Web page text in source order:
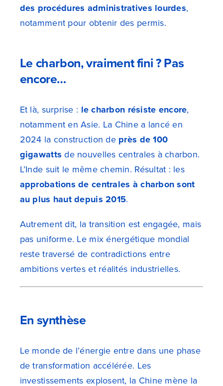
des procédures administratives lourdes,
notamment pour obtenir des permis.
Le charbon, vraiment fini ? Pas
encore…
Et là, surprise : le charbon résiste encore,
notamment en Asie. La Chine a lancé en
2024 la construction de près de 100
gigawatts de nouvelles centrales à charbon.
L’Inde suit le même chemin. Résultat : les
approbations de centrales à charbon sont
au plus haut depuis 2015.
Autrement dit, la transition est engagée, mais
pas uniforme. Le mix énergétique mondial
reste traversé de contradictions entre
ambitions vertes et réalités industrielles.
En synthèse
Le monde de l’énergie entre dans une phase
de transformation accélérée. Les
investissements explosent, la Chine mène la